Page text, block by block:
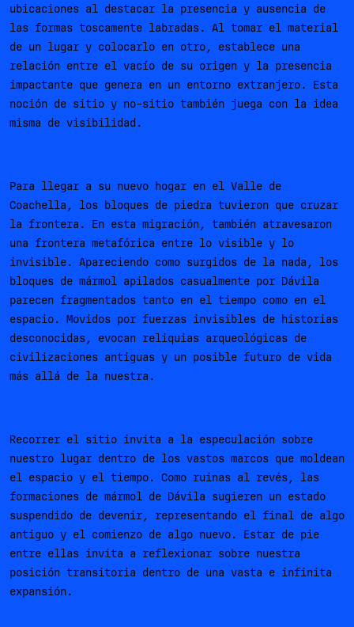
ubicaciones al destacar la presencia y ausencia de
las formas toscamente labradas. Al tomar el material
de un lugar y colocarlo en otro, establece una
relación entre el vacío de su origen y la presencia
impactante que genera en un entorno extranjero. Esta
noción de sitio y no-sitio también juega con la idea
misma de visibilidad.
Para llegar a su nuevo hogar en el Valle de
Coachella, los bloques de piedra tuvieron que cruzar
la frontera. En esta migración, también atravesaron
una frontera metafórica entre lo visible y lo
invisible. Apareciendo como surgidos de la nada, los
bloques de mármol apilados casualmente por Dávila
parecen fragmentados tanto en el tiempo como en el
espacio. Movidos por fuerzas invisibles de historias
desconocidas, evocan reliquias arqueológicas de
civilizaciones antiguas y un posible futuro de vida
más allá de la nuestra.
Recorrer el sitio invita a la especulación sobre
nuestro lugar dentro de los vastos marcos que moldean
el espacio y el tiempo. Como ruinas al revés, las
formaciones de mármol de Dávila sugieren un estado
suspendido de devenir, representando el final de algo
antiguo y el comienzo de algo nuevo. Estar de pie
entre ellas invita a reflexionar sobre nuestra
posición transitoria dentro de una vasta e infinita
expansión.